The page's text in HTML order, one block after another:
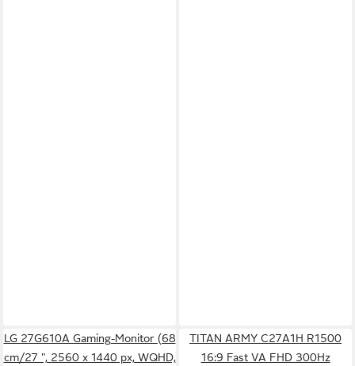
LG 27G610A Gaming-Monitor (68
cm/27 ", 2560 x 1440 px, WQHD,
TITAN ARMY C27A1H R1500
16:9 Fast VA FHD 300Hz